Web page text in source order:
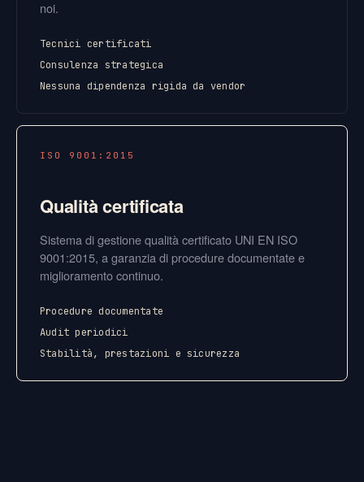
noi.
Tecnici certificati
Consulenza strategica
Nessuna dipendenza rigida da vendor
ISO 9001:2015
Qualità certificata
Sistema di gestione qualità certificato UNI EN ISO
9001:2015, a garanzia di procedure documentate e
miglioramento continuo.
Procedure documentate
Audit periodici
Stabilità, prestazioni e sicurezza